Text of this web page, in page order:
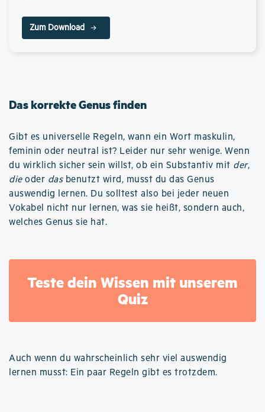
Zum Download
Das korrekte Genus finden
Gibt es universelle Regeln, wann ein Wort maskulin,
feminin oder neutral ist? Leider nur sehr wenige. Wenn
du wirklich sicher sein willst, ob ein Substantiv mit der,
dieoder dasbenutzt wird, musst du das Genus
auswendig lernen. Du solltest also bei jeder neuen
Vokabel nicht nur lernen, was sie heißt, sondern auch,
welches Genus sie hat.
Teste dein Wissen mit unserem
Quiz
Auch wenn du wahrscheinlich sehr viel auswendig
lernen musst: Ein paar Regeln gibt es trotzdem.